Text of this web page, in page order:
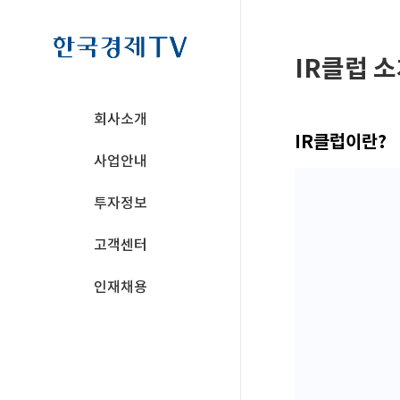
회사소개
사업안내
투자정보
고객센터
인재채용
IR클럽
IR클럽이란?